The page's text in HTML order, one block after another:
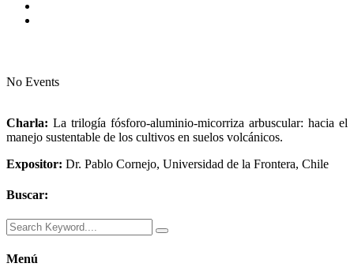
No Events
Charla: La trilogía fósforo-aluminio-micorriza arbuscular: hacia el
manejo sustentable de los cultivos en suelos volcánicos.
Expositor: Dr. Pablo Cornejo, Universidad de la Frontera, Chile
Buscar:
Menú